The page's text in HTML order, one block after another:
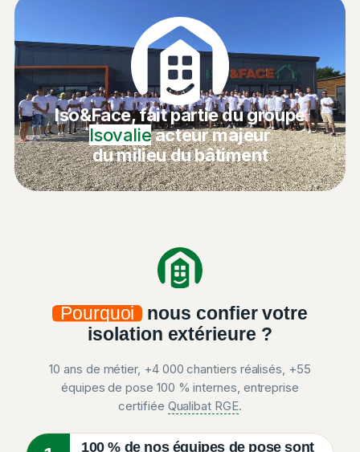
Iso&Face, fait partie du groupe
Isovalieacteur majeur
du milieu du bâtiment
Pourquoi
nous confier votre
isolation extérieure ?
10 ans de métier, +4 000 chantiers réalisés, +55
équipes de pose 100 % internes, entreprise
certifiée Qualibat RGE.
100 % de nos équipes de pose sont